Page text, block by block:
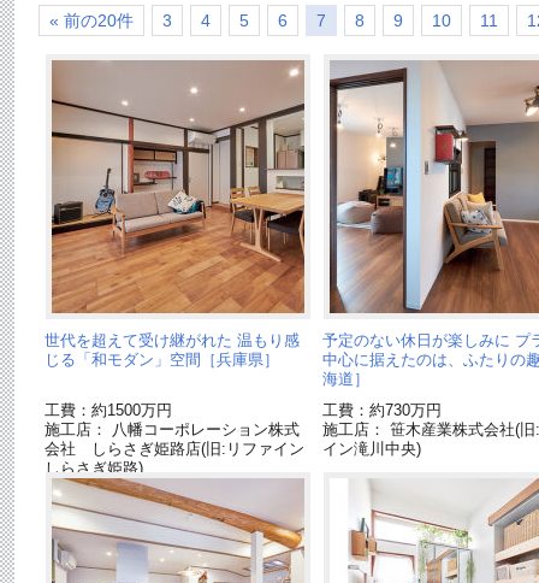
« 前の20件 3 4 5 6 7 8 9 10 11
世代を超えて受け継がれた 温もり感
じる「和モダン」空間［兵庫県］
工費：約1500万円
施工店： 八幡コーポレーション株式
会社 しらさぎ姫路店(旧:リファイン
しらさぎ姫路)
予定のない休日が楽しみに プ
中心に据えたのは、ふたりの
海道］
工費：約730万円
施工店： 笹木産業株式会社(
イン滝川中央)